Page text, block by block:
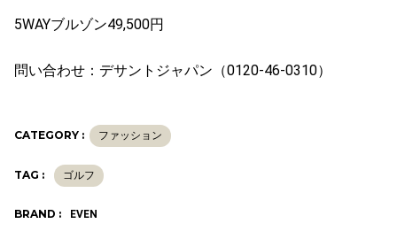
5WAYブルゾン49,500円
問い合わせ：デサントジャパン（0120-46-0310）
CATEGORY : ファッション
TAG : ゴルフ
BRAND : EVEN